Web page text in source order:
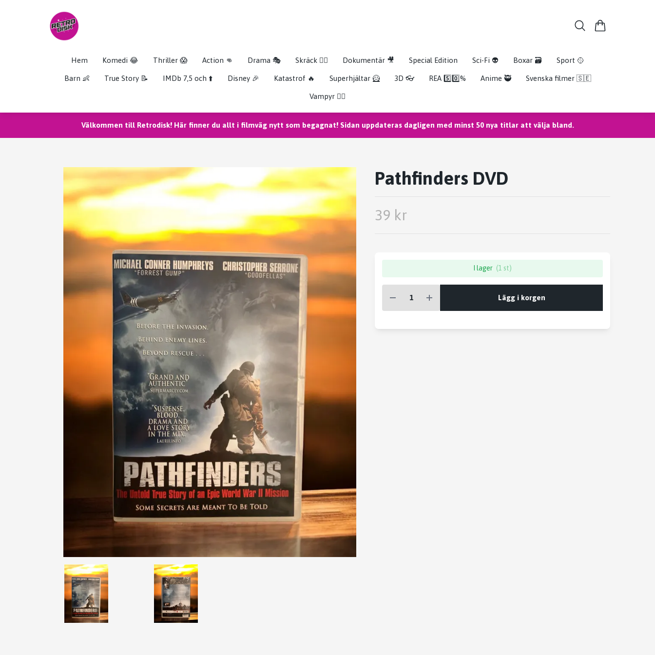
Hem Komedi 😂 Thriller 😱 Action 👊 Drama 🎭 Skräck 🧟‍♂️ Dokumentär 🎥 Special Edition Sci-Fi 👽 Boxar 🗃️ Sport 🥎
Barn 👶 True Story 📝 IMDb 7,5 och ⬆️ Disney 🎉 Katastrof 🔥 Superhjältar 🦸 3D 👓 REA 5️⃣0️⃣% Anime 🥷 Svenska filmer 🇸🇪
Vampyr 🧛‍♀️
Välkommen till Retrodisk! Här finner du allt i filmväg nytt som begagnat! Sidan uppdateras dagligen med minst 50 nya titlar att välja bland.
Pathfinders DVD
39 kr
I lager (1 st)
Lägg i korgen